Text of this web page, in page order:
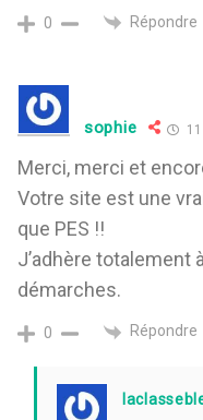
0 Répondre
sophie
Merci, merci et
Votre site est une
que PES !!
J’adhère totalement
démarches.
0 Répondre